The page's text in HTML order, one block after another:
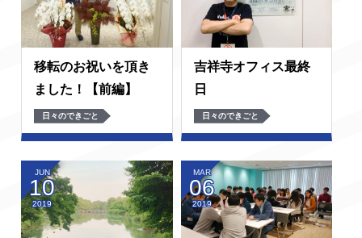
移転のお祝いを頂き
ました！【前編】
日々のできごと
吉祥寺オフィス最終
日
日々のできごと
JUN
10
2019
MAR
06
2019